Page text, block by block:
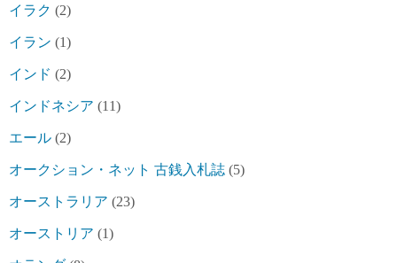
イラク (2)
イラン (1)
インド (2)
インドネシア (11)
エール (2)
オークション・ネット 古銭入札誌 (5)
オーストラリア (23)
オーストリア (1)